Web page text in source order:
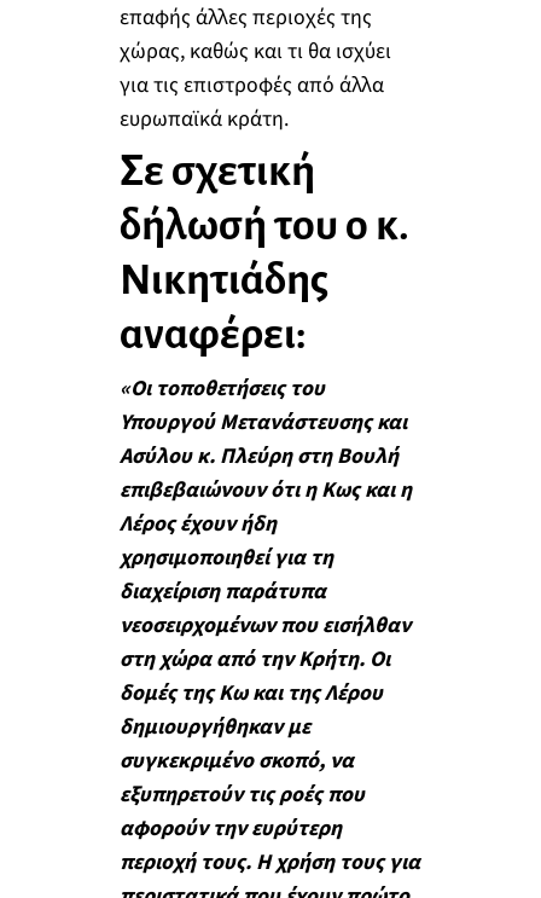
επαφής άλλες περιοχές της
χώρας, καθώς και τι θα ισχύει
για τις επιστροφές από άλλα
ευρωπαϊκά κράτη.
Σε σχετική
δήλωσή του ο κ.
Νικητιάδης
αναφέρει:
«Οι τοποθετήσεις του
Υπουργού Μετανάστευσης και
Ασύλου κ. Πλεύρη στη Βουλή
επιβεβαιώνουν ότι η Κως και η
Λέρος έχουν ήδη
χρησιμοποιηθεί για τη
διαχείριση παράτυπα
νεοσειρχομένων που εισήλθαν
στη χώρα από την Κρήτη. Οι
δομές της Κω και της Λέρου
δημιουργήθηκαν με
συγκεκριμένο σκοπό, να
εξυπηρετούν τις ροές που
αφορούν την ευρύτερη
περιοχή τους. Η χρήση τους για